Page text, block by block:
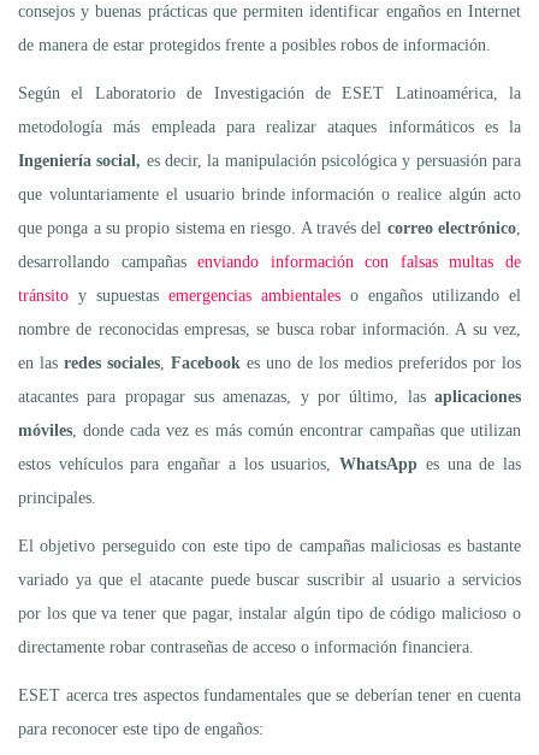
consejos y buenas prácticas que permiten identificar engaños en Internet
de manera de estar protegidos frente a posibles robos de información.
Según el Laboratorio de Investigación de ESET Latinoamérica, la
metodología más empleada para realizar ataques informáticos es la
Ingeniería social, es decir, la manipulación psicológica y persuasión para
que voluntariamente el usuario brinde información o realice algún acto
que ponga a su propio sistema en riesgo. A través del correo electrónico
desarrollando campañasenviando información con falsas multas de
tránsito y supuestas emergencias ambientales o engaños utilizando el
nombre de reconocidas empresas, se busca robar información. A su vez,
en las redes sociales Facebook es uno de los medios preferidos por los
atacantes para propagar sus amenazas, y por último, las aplicaciones
móviles , donde cada vez es más común encontrar campañas que utilizan
estos vehículos para engañar a los usuarios,WhatsApp es una de las
principales.
El objetivo perseguido con este tipo de campañas maliciosas es bastante
variado ya que el atacante puede buscar suscribir al usuario a servicios
por los que va tener que pagar, instalar algún tipo de código malicioso o
directamente robar contraseñas de acceso o información financiera.
ESET acerca tres aspectos fundamentales que se deberían tener en cuenta
para reconocer este tipo de engaños: